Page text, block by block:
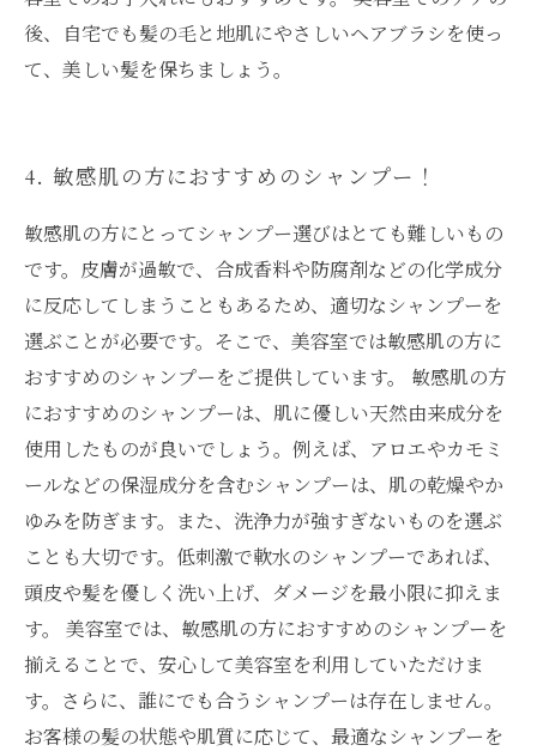
後、自宅でも髪の毛と地肌にやさしいヘアブラシを使っ
て、美しい髪を保ちましょう。
4. 敏感肌の方におすすめのシャンプー！
敏感肌の方にとってシャンプー選びはとても難しいもの
です。皮膚が過敏で、合成香料や防腐剤などの化学成分
に反応してしまうこともあるため、適切なシャンプーを
選ぶことが必要です。そこで、美容室では敏感肌の方に
おすすめのシャンプーをご提供しています。 敏感肌の方
におすすめのシャンプーは、肌に優しい天然由来成分を
使用したものが良いでしょう。例えば、アロエやカモミ
ールなどの保湿成分を含むシャンプーは、肌の乾燥やか
ゆみを防ぎます。また、洗浄力が強すぎないものを選ぶ
ことも大切です。低刺激で軟水のシャンプーであれば、
頭皮や髪を優しく洗い上げ、ダメージを最小限に抑えま
す。 美容室では、敏感肌の方におすすめのシャンプーを
揃えることで、安心して美容室を利用していただけま
す。さらに、誰にでも合うシャンプーは存在しません。
お客様の髪の状態や肌質に応じて、最適なシャンプーを